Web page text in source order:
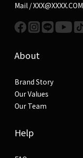
Mail / XXX@XXXX.COM
About
Brand Story
Our Values
Our Team
Help